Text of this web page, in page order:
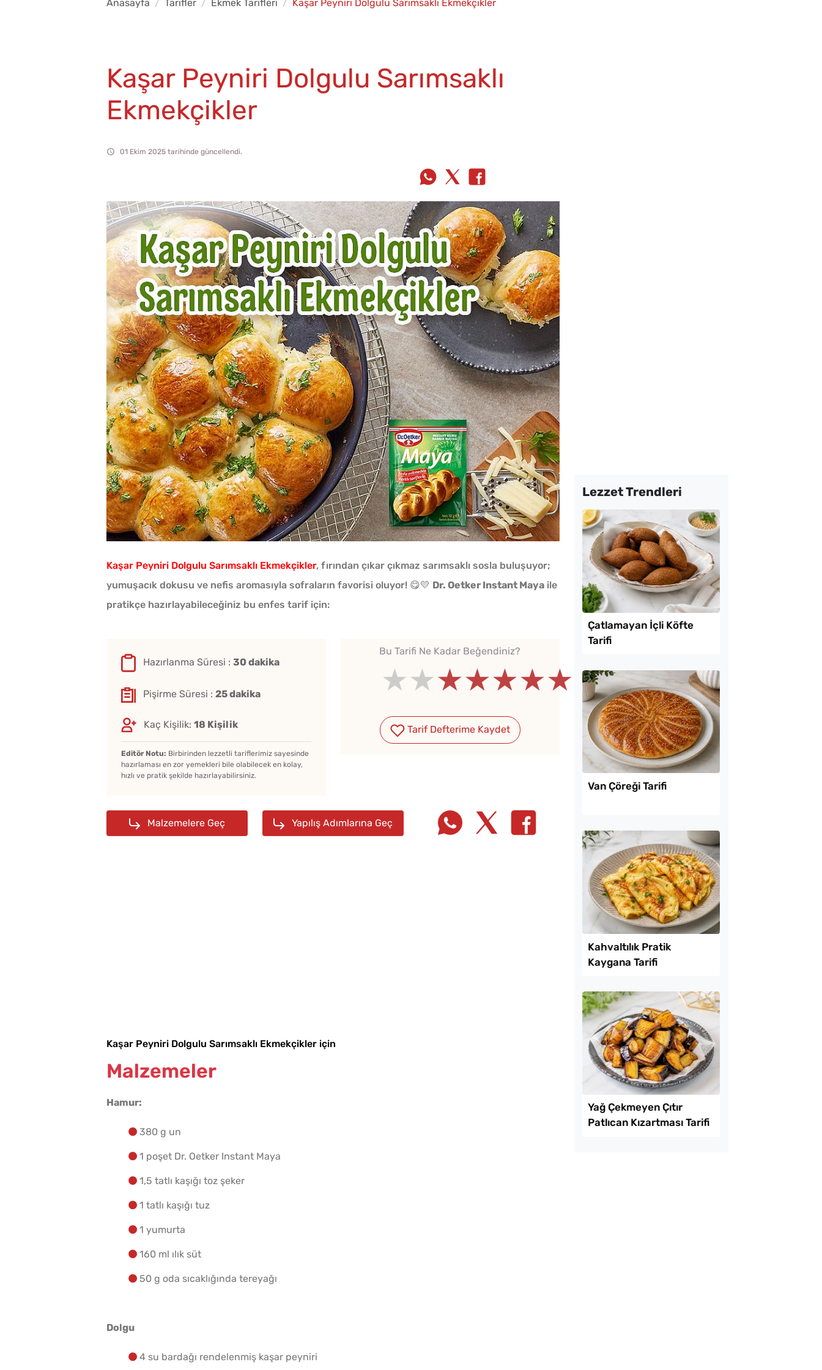
Anasayfa Tarifler Ekmek Tarifleri Kaşar Peyniri Dolgulu Sarımsaklı Ekmekçikler
Kaşar Peyniri Dolgulu Sarımsaklı
Ekmekçikler
01 Ekim 2025 tarihinde güncellendi.
Kaşar Peyniri Dolgulu Sarımsaklı Ekmekçikler, fırından çıkar çıkmaz sarımsaklı sosla buluşuyor;
yumuşacık dokusu ve nefis aromasıyla sofraların favorisi oluyor! 😋💛 Dr. Oetker Instant Maya ile
pratikçe hazırlayabileceğiniz bu enfes tarif için:
Hazırlanma Süresi : 30 dakika
Pişirme Süresi : 25 dakika
Kaç Kişilik: 18 Kişilik
Editör Notu: Birbirinden lezzetli tariflerimiz sayesinde
hazırlaması en zor yemekleri bile olabilecek en kolay,
hızlı ve pratik şekilde hazırlayabilirsiniz.
Bu Tarifi Ne Kadar Beğendiniz?
★★★★★
★★★★★
★★★★★
Tarif Defterime Kaydet
Malzemelere Geç Yapılış Adımlarına Geç
Haşlanmış Yumurtayı Tek
Hamlede Soymanın Basit
Hilesi
Yapmanın Püf Noktaları
Kaşar Peyniri Dolgulu Sarımsaklı Ekmekçikler için
Malzemeler
Hamur:
380 g un
1 poşet Dr. Oetker Instant Maya
1,5 tatlı kaşığı toz şeker
1 tatlı kaşığı tuz
1 yumurta
160 ml ılık süt
50 g oda sıcaklığında tereyağı
Dolgu
4 su bardağı rendelenmiş kaşar peyniri